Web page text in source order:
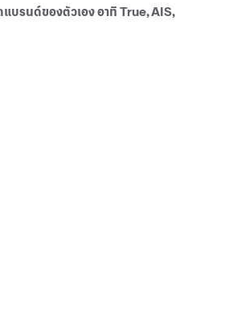
บรนด์ของตัวเอง อาทิ True, AIS,